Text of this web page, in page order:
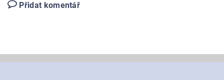
Přidat komentář